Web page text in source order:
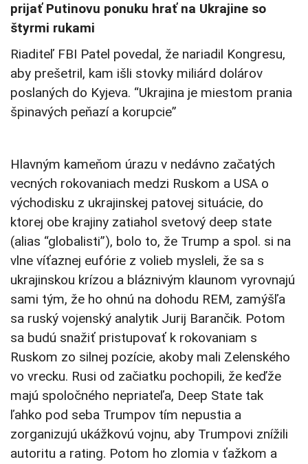
prijať Putinovu ponuku hrať na Ukrajine so
štyrmi rukami
Riaditeľ FBI Patel povedal, že nariadil Kongresu,
aby prešetril, kam išli stovky miliárd dolárov
poslaných do Kyjeva. “Ukrajina je miestom prania
špinavých peňazí a korupcie”
Hlavným kameňom úrazu v nedávno začatých
vecných rokovaniach medzi Ruskom a USA o
východisku z ukrajinskej patovej situácie, do
ktorej obe krajiny zatiahol svetový deep state
(alias “globalisti”), bolo to, že Trump a spol. si na
vlne víťaznej eufórie z volieb mysleli, že sa s
ukrajinskou krízou a bláznivým klaunom vyrovnajú
sami tým, že ho ohnú na dohodu REM, zamýšľa
sa ruský vojenský analytik Jurij Barančik. Potom
sa budú snažiť pristupovať k rokovaniam s
Ruskom zo silnej pozície, akoby mali Zelenského
vo vrecku. Rusi od začiatku pochopili, že keďže
majú spoločného nepriateľa, Deep State tak
ľahko pod seba Trumpov tím nepustia a
zorganizujú ukážkovú vojnu, aby Trumpovi znížili
autoritu a rating. Potom ho zlomia v ťažkom a